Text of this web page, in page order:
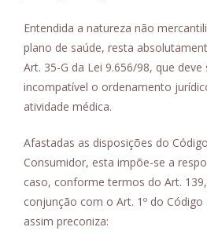
Entendida a natureza não
plano de saúde, resta
Art. 35-G da Lei 9.656/98, que
incompatível o ordenamento
atividade médica.
Afastadas as disposições do
Consumidor, esta impõe-se a
caso, conforme termos do Art.
conjunção com o Art. 1º do
assim preconiza: